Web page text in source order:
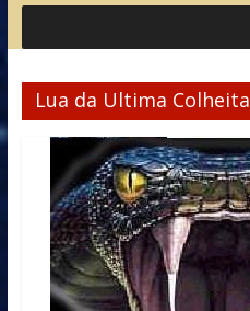
Lua da Ultima Colheita